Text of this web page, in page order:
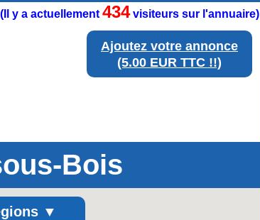
Ajoutez votre annonce
(5.00 EUR TTC !!)
(Il y a actuellement 434visiteurs sur l'annuaire)
Bois
▼